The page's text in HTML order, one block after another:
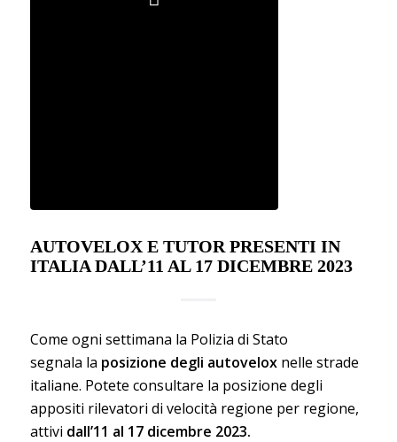
AUTOVELOX E TUTOR PRESENTI IN
ITALIA DALL’11 AL 17 DICEMBRE 2023
Come ogni settimana la Polizia di Stato
segnala la posizione degli autoveloxnelle strade
italiane. Potete consultare la posizione degli
appositi rilevatori di velocità regione per regione,
attivi dall’11 al 17 dicembre 2023.